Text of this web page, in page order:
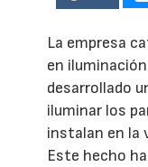
La empresa
en
desarrollado
iluminar los
instalan en la
Este hecho